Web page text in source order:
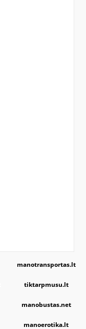
manotransportas.lt
tiktarpmusu.lt
manobustas.net
manoerotika.lt